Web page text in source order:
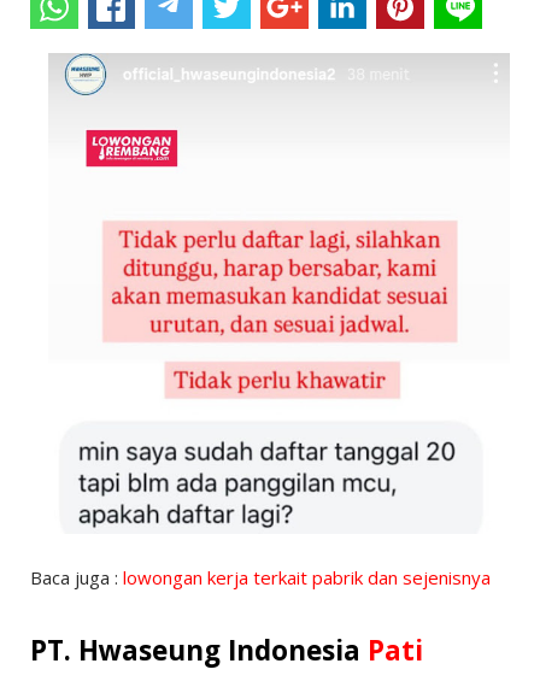
Baca juga : lowongan kerja terkait pabrik dan sejenisnya
PT. Hwaseung Indonesia Pati